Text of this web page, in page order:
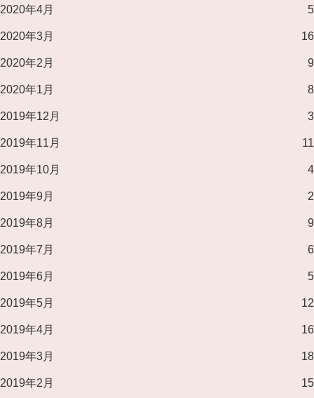
2020年4月 5
2020年3月 16
2020年2月 9
2020年1月 8
2019年12月 3
2019年11月 11
2019年10月 4
2019年9月 2
2019年8月 9
2019年7月 6
2019年6月 5
2019年5月 12
2019年4月 16
2019年3月 18
2019年2月 15